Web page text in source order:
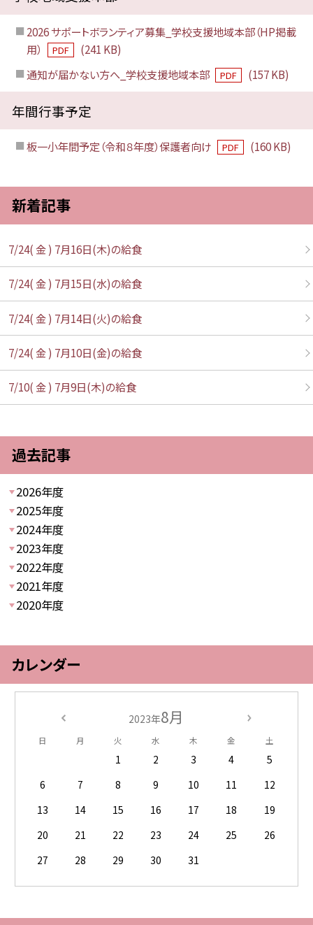
2026 サポートボランティア募集_学校支援地域本部（HP掲載
用）
PDF
(241 KB)
通知が届かない方へ_学校支援地域本部
PDF (157 KB)
年間行事予定
板一小年間予定（令和８年度）保護者向け PDF (160 KB)
新着記事
7/24( 金 ) 7月16日(木)の給食
7/24( 金 ) 7月15日(水)の給食
7/24( 金 ) 7月14日(火)の給食
7/24( 金 ) 7月10日(金)の給食
7/10( 金 ) 7月9日(木)の給食
過去記事
2026年度
2025年度
2024年度
2023年度
2022年度
2021年度
2020年度
カレンダー
2023年8月
日 月 火 水 木 金 土
1 2 3 4
5
6
7 8 9 10 11
12
13
14 15 16 17 18
19
20
21 22 23 24 25
26
27
28 29 30 31